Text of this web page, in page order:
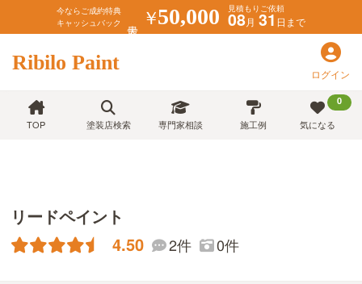
今ならご成約特典
キャッシュバック
￥50,000 見積もりご依頼
08月 31日まで
Ribilo Paint ログイン
TOP 塗装店検索 専門家相談 施工例
0
気になる
リードペイント
4.50 2件 0件